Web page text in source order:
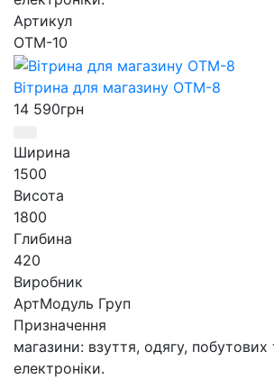
Артикул
ОТМ-10
Вітрина для магазину ОТМ-8
14 590грн
Ширина
1500
Висота
1800
Глибина
420
Виробник
АртМодуль Груп
Призначення
магазини: взуття, одягу, побутових
електроніки.